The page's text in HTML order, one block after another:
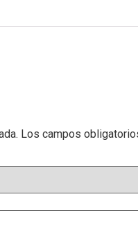
Los campos